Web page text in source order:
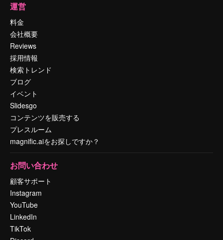
運営
料金
会社概要
Reviews
採用情報
検索トレンド
ブログ
イベント
Slidesgo
コンテンツを販売する
プレスルーム
magnific.aiをお探しですか？
お問い合わせ
顧客サポート
Instagram
YouTube
LinkedIn
TikTok